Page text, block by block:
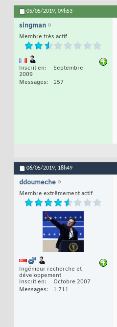
05/05/2019, 09h53
singman
Membre très actif
Inscrit en
Septembre
2009
Messages
157
06/05/2019, 18h49
ddoumeche
Membre extrêmement actif
Ingénieur recherche et
développement
Inscrit en
Octobre 2007
Messages
1 711